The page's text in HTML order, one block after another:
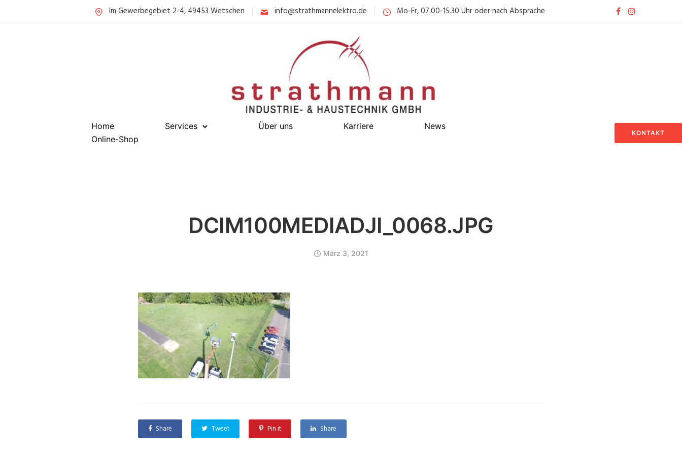
Im Gewerbegebiet 2-4, 49453 Wetschen info@strathmannelektro.de Mo-Fr, 07.00-15.30 Uhr oder nach Absprache
Home Services Über uns Karriere
News
Online-Shop
KONTAKT
DCIM100MEDIADJI_0068.JPG
März 3, 2021
Share Tweet Pin it Share